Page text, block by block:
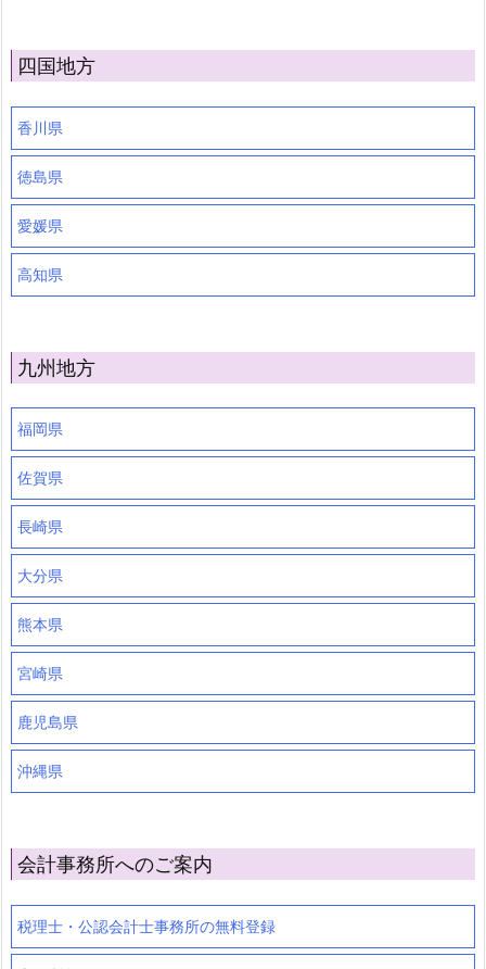
四国地方
香川県
徳島県
愛媛県
高知県
九州地方
福岡県
佐賀県
長崎県
大分県
熊本県
宮崎県
鹿児島県
沖縄県
会計事務所へのご案内
税理士・公認会計士事務所の無料登録